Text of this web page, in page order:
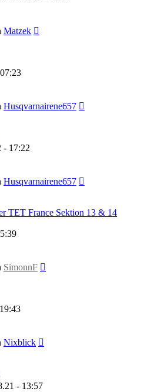
Matzek
Husqvarnairene657
- 17:22
Husqvarnairene657
TET France Sektion 13 & 14
SimonnF
Nixblick
- 13:57